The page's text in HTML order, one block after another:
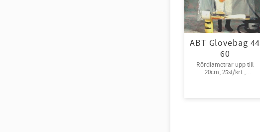
ABT Glovebag 44
60
Rördiametrar upp till
20cm, 25st/krt ,